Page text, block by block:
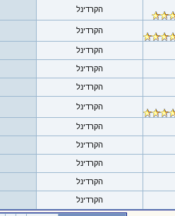
הקרדינל
הקרדינל
הקרדינל
הקרדינל
הקרדינל
הקרדינל
הקרדינל
הקרדינל
הקרדינל
הקרדינל
הקרדינל